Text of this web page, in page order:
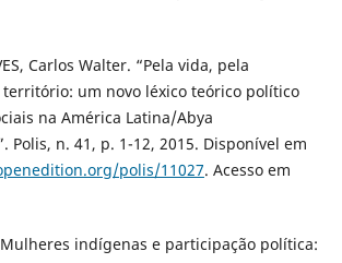
Carlos Walter. “Pela vida, pela
um novo léxico teórico político
na América Latina/Abya
Polis, n. 41, p. 1-12, 2015. Disponível em
polis/11027. Acesso em
indígenas e participação política: